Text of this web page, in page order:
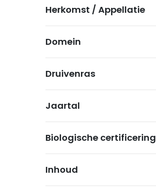
Herkomst / Appellatie
Domein
Druivenras
Jaartal
Biologische certificering
Inhoud